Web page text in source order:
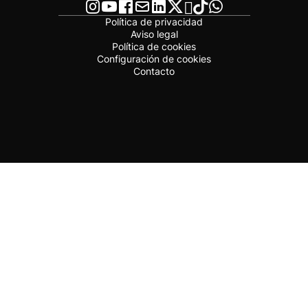
Política de privacidad
Aviso legal
Política de cookies
Configuración de cookies
Contacto